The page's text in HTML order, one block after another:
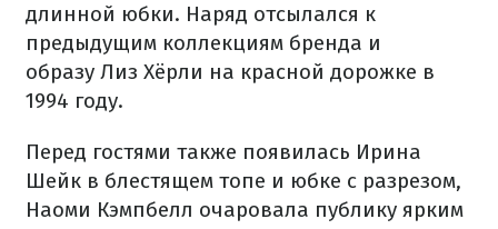
длинной юбки. Наряд отсылался к
предыдущим коллекциям бренда и
образу Лиз Хёрли на красной дорожке в
1994 году.
Перед гостями также появилась Ирина
Шейк в блестящем топе и юбке с разрезом,
Наоми Кэмпбелл очаровала публику ярким